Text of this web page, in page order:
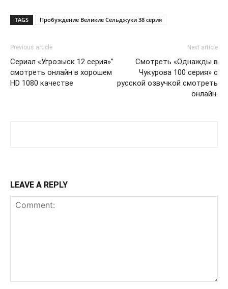
TAGS Пробуждение Великие Сельджуки 38 серия
Previous article
Сериал «Угрозыск 12 серия»”
смотреть онлайн в хорошем
HD 1080 качестве
Next article
Смотреть «Однажды в
Чукурова 100 серия» с
русской озвучкой смотреть
онлайн.
LEAVE A REPLY